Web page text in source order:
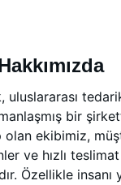
uluslararası
bir
olan ekibimiz,
ve hızlı
Özellikle insanı